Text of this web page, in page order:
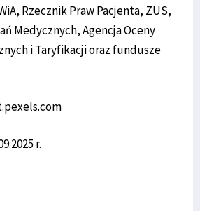
Rzecznik Praw Pacjenta, ZUS,
Medycznych, Agencja Oceny
i Taryfikacji oraz fundusze
r.